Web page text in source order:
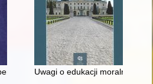
z rodu Ślązaka
Uwagi o edukacji moralnej